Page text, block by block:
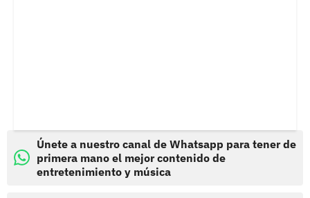
Únete a nuestro canal de Whatsapp para tener de
primera mano el mejor contenido de
entretenimiento y música